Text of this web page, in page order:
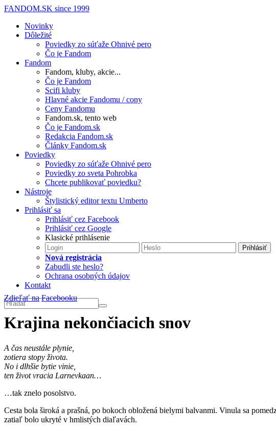
FANDOM.SK since 1999
Novinky
Dôležité
Poviedky zo súťaže Ohnivé pero
Čo je Fandom
Fandom
Fandom, kluby, akcie...
Čo je Fandom
Scifi kluby
Hlavné akcie Fandomu / cony
Ceny Fandomu
Fandom.sk, tento web
Čo je Fandom.sk
Redakcia Fandom.sk
Články Fandom.sk
Poviedky
Poviedky zo súťaže Ohnivé pero
Poviedky zo sveta Pohrobka
Chcete publikovať poviedku?
Nástroje
Štylistický editor textu Umberto
Prihlásiť sa
Prihlásiť cez Facebook
Prihlásiť cez Google
Klasické prihlásenie
Prihlásiť
Nová registrácia
Zabudli ste heslo?
Ochrana osobných údajov
Kontakt
Zdieľať na Facebooku
Krajina nekončiacich snov
A čas neustále plynie,
zotiera stopy života.
No i dlhšie bytie vinie,
ten život vracia Larnevkaan…
…tak znelo posolstvo.
Cesta bola široká a prašná, po bokoch obložená bielymi balvanmi. Vinula sa
zatiaľ bolo ukryté v hmlistých diaľavách.